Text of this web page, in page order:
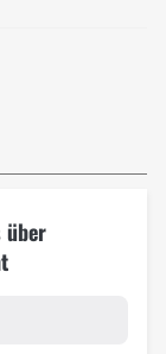
über